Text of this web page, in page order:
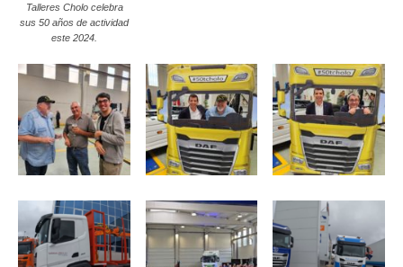
Talleres Cholo celebra
sus 50 años de actividad
este 2024.